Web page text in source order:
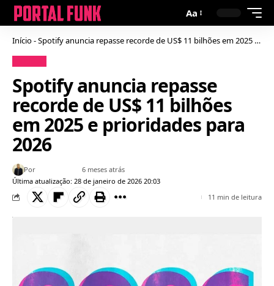
Aa
Início-Spotify anuncia repasse recorde de US$ 11 bilhões em 2025 e prioridades para 2026
Spotify anuncia repasse
recorde de US$ 11 bilhões
em 2025 e prioridades para
2026
Última atualização: 28 de janeiro de 2026 20:03
Por Bruno Gabriel6 meses atrás
11 min de leitura